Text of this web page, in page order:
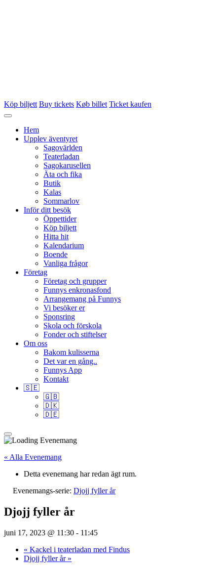
Köp biljett Buy tickets Køb billet Ticket kaufen
Hem
Upplev äventyret
Sagovärlden
Teaterladan
Sagokarusellen
Äta och fika
Butik
Kalas
Sommarlov
Inför ditt besök
Öppettider
Köp biljett
Hitta hit
Kalendarium
Boende
Vanliga frågor
Företag
Företag och grupper
Funnys enkronasfond
Arrangemang på Funnys
Vi besöker er
Sponsring
Skola och förskola
Fonder och stiftelser
Om oss
Bakom kulisserna
Det var en gång..
Funnys App
Kontakt
🇸🇪
🇬🇧
🇩🇰
🇩🇪
« Alla Evenemang
Detta evenemang har redan ägt rum.
Evenemangs-serie: Djojj fyller år
Djojj fyller år
juni 17, 2023 @ 11:30 - 11:45
« Kackel i teaterladan med Findus
Djojj fyller år »